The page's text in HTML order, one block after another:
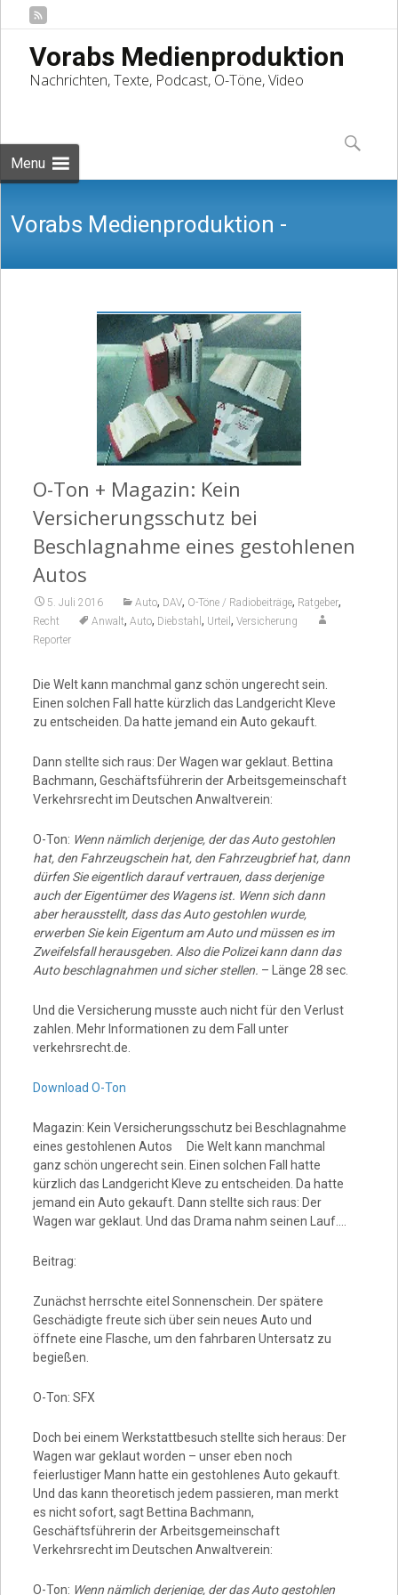
Vorabs Medienproduktion
Nachrichten, Texte, Podcast, O-Töne, Video
Menu
to
content
Suchen
nach:
Vorabs Medienproduktion -
Nachrichten, Texte, Podcast, O-Töne,
O-Ton + Magazin: Kein
Versicherungsschutz bei
Beschlagnahme eines gestohlenen
Autos
5. Juli 2016 Auto, DAV, O-Töne / Radiobeiträge, Ratgeber,
Recht Anwalt, Auto, Diebstahl , Urteil , Versicherung
Reporter
Die Welt kann manchmal ganz schön ungerecht sein.
Einen solchen Fall hatte kürzlich das Landgericht Kleve
zu entscheiden. Da hatte jemand ein Auto gekauft.
Dann stellte sich raus: Der Wagen war geklaut. Bettina
Bachmann, Geschäftsführerin der Arbeitsgemeinschaft
Verkehrsrecht im Deutschen Anwaltverein:
O-Ton: Wenn nämlich derjenige, der das Auto gestohlen
hat, den Fahrzeugschein hat, den Fahrzeugbrief hat, dann
dürfen Sie eigentlich darauf vertrauen, dass derjenige
auch der Eigentümer des Wagens ist. Wenn sich dann
aber herausstellt, dass das Auto gestohlen wurde,
erwerben Sie kein Eigentum am Auto und müssen es im
Zweifelsfall herausgeben. Also die Polizei kann dann das
Auto beschlagnahmen und sicher stellen. – Länge 28 sec.
Und die Versicherung musste auch nicht für den Verlust
zahlen. Mehr Informationen zu dem Fall unter
verkehrsrecht.de.
Download O-Ton
Magazin: Kein Versicherungsschutz bei Beschlagnahme
eines gestohlenen Autos Die Welt kann manchmal
ganz schön ungerecht sein. Einen solchen Fall hatte
kürzlich das Landgericht Kleve zu entscheiden. Da hatte
jemand ein Auto gekauft. Dann stellte sich raus: Der
Wagen war geklaut. Und das Drama nahm seinen Lauf….
Beitrag:
Zunächst herrschte eitel Sonnenschein. Der spätere
Geschädigte freute sich über sein neues Auto und
öffnete eine Flasche, um den fahrbaren Untersatz zu
begießen.
O-Ton: SFX
Doch bei einem Werkstattbesuch stellte sich heraus: Der
Wagen war geklaut worden – unser eben noch
feierlustiger Mann hatte ein gestohlenes Auto gekauft.
Und das kann theoretisch jedem passieren, man merkt
es nicht sofort, sagt Bettina Bachmann,
Geschäftsführerin der Arbeitsgemeinschaft
Verkehrsrecht im Deutschen Anwaltverein:
O-Ton: Wenn nämlich derjenige, der das Auto gestohlen